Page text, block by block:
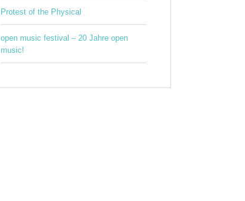
Protest of the Physical
open music festival – 20 Jahre open
music!